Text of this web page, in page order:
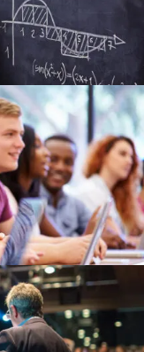
UXCREATIVE
UXCREATIVE